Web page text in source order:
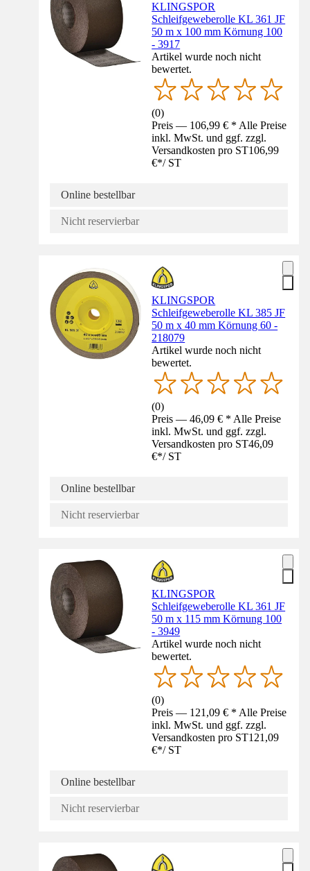
KLINGSPOR
Schleifgeweberolle KL 361 JF
50 m x 100 mm Körnung 100
- 3917
Artikel wurde noch nicht
bewertet.
(0)
Preis — 106,99 € * Alle Preise
inkl. MwSt. und ggf. zzgl.
Versandkosten pro ST106,99
€*/ ST
Online bestellbar
Nicht reservierbar
KLINGSPOR
Schleifgeweberolle KL 385 JF
50 m x 40 mm Körnung 60 -
218079
Artikel wurde noch nicht
bewertet.
(0)
Preis — 46,09 € * Alle Preise
inkl. MwSt. und ggf. zzgl.
Versandkosten pro ST46,09
€*/ ST
Online bestellbar
Nicht reservierbar
KLINGSPOR
Schleifgeweberolle KL 361 JF
50 m x 115 mm Körnung 100
- 3949
Artikel wurde noch nicht
bewertet.
(0)
Preis — 121,09 € * Alle Preise
inkl. MwSt. und ggf. zzgl.
Versandkosten pro ST121,09
€*/ ST
Online bestellbar
Nicht reservierbar